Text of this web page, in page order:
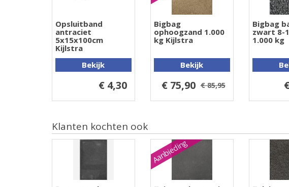
Opsluitband
antraciet
5x15x100cm
Kijlstra
Bekijk
€ 4,30
Bigbag
ophoogzand 1.000
kg Kijlstra
Bekijk
€ 75,90 € 85,95
Bigbag
zwart 8-
1.000 kg
Klanten kochten ook
Aanbieding